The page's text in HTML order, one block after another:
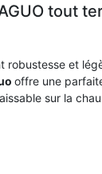
tout
et
offre une
sur la